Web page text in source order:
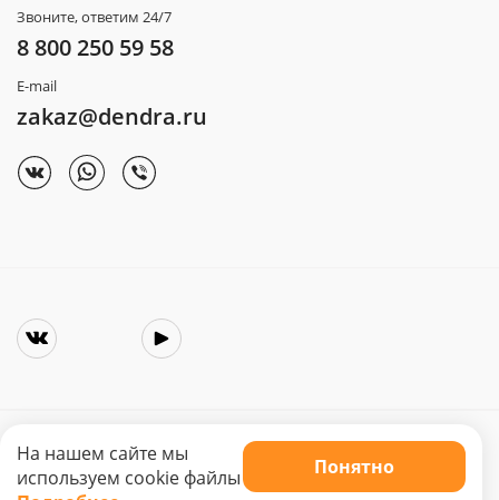
Звоните, ответим 24/7
8 800 250 59 58
E-mail
zakaz@dendra.ru
Copyright © 2025. Интернет-магазин «Dendra»
Не является публичной офертой. Цена может меняться.
На нашем сайте мы
используем cookie файлы
Понятно